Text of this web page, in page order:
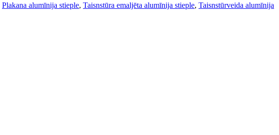
Plakana alumīnija stieple, Taisnstūra emaljēta alumīnija stieple, Taisnstūrveida alumīnija